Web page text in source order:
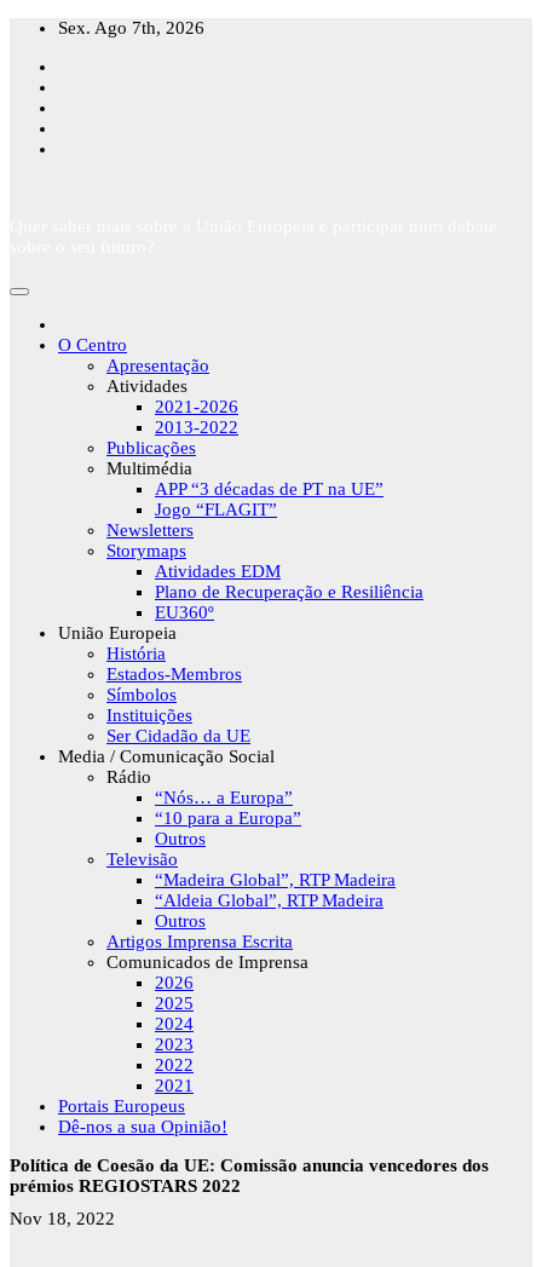
Skip
content
Sex. Ago 7th, 2026
O Centro
Apresentação
Atividades
2021-2026
2013-2022
Publicações
Multimédia
APP “3 décadas de PT na UE”
Jogo “FLAGIT”
Newsletters
Storymaps
Atividades EDM
Plano de Recuperação e Resiliência
EU360º
União Europeia
História
Estados-Membros
Símbolos
Instituições
Ser Cidadão da UE
Media / Comunicação Social
Rádio
“Nós… a Europa”
“10 para a Europa”
Outros
Televisão
“Madeira Global”, RTP Madeira
“Aldeia Global”, RTP Madeira
Outros
Artigos Imprensa Escrita
Comunicados de Imprensa
2026
2025
2024
2023
2022
2021
Portais Europeus
Dê-nos a sua Opinião!
Política de Coesão da UE: Comissão anuncia vencedores dos
prémios REGIOSTARS 2022
Nov 18, 2022